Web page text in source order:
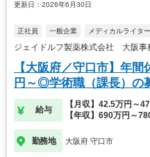
更新日：2026年6月30日
正社員 一般企業 メディカルライタ
ジェイドルフ製薬株式会社 大阪事
【大阪府／守口市】年
円～◎学術職（課長）の
給与
【月収】42.5万円～
【年収】690万円～
勤務地 大阪府 守口市